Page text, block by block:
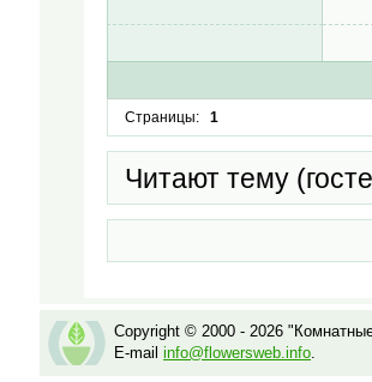
Страницы: 1
Читают тему
Copyright © 2000 - 2026
E-mail info@flowersweb.info.